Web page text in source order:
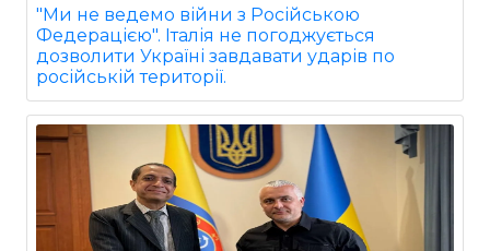
"Ми не ведемо війни з Російською
Федерацією". Італія не погоджується
дозволити Україні завдавати ударів по
російській території.